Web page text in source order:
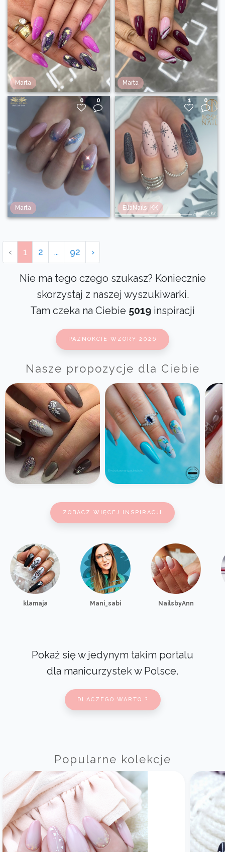
Marta Marta
0 0
Marta
1 0
EllaNails_KK
‹ 1 2 ... 92 ›
Nie ma tego czego szukasz? Koniecznie
skorzystaj z naszej wyszukiwarki.
Tam czeka na Ciebie 5019 inspiracji
PAZNOKCIE WZORY 2026
Nasze propozycje dla Ciebie
ZOBACZ WIĘCEJ INSPIRACJI
klamaja Mani_sabi NailsbyAnn
Pokaż się w jedynym takim portalu
dla manicurzystek w Polsce.
DLACZEGO WARTO ?
Popularne kolekcje